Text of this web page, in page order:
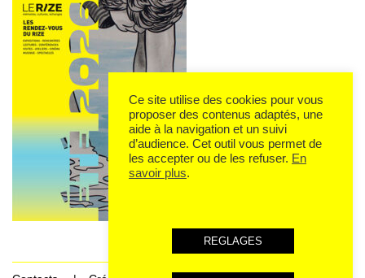
Ce site utilise des cookies pour vous
proposer des contenus adaptés, une
aide à la navigation et un suivi
d’audience. Cet outil vous permet de
les accepter ou de les refuser. En
savoir plus.
REGLAGES